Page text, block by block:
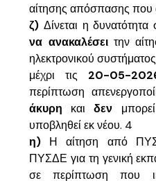
αίτησης απόσπασης
ζ)Δίνεται η δυνατότητα
να ανακαλέσει την
ηλεκτρονικού
μέχρι τις 20-05-
περίπτωση
άκυρη καιδεν
υποβληθεί εκ νέου. 4
η) Η αίτηση από
ΠΥΣΔΕ για τη γενική
σε περίπτωση που